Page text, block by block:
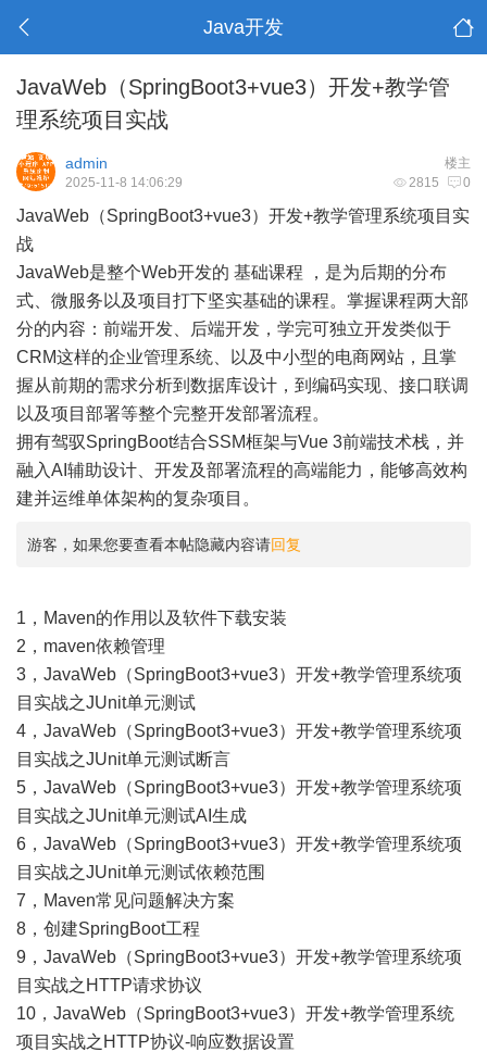
Java开发
JavaWeb（SpringBoot3+vue3）开发+教学管
理系统项目实战
楼主
admin
2815 0
2025-11-8 14:06:29
JavaWeb（SpringBoot3+vue3）开发+教学管理系统项目实
战
JavaWeb是整个Web开发的 基础课程 ，是为后期的分布
式、微服务以及项目打下坚实基础的课程。掌握课程两大部
分的内容：前端开发、后端开发，学完可独立开发类似于
CRM这样的企业管理系统、以及中小型的电商网站，且掌
握从前期的需求分析到数据库设计，到编码实现、接口联调
以及项目部署等整个完整开发部署流程。
拥有驾驭SpringBoot结合SSM框架与Vue 3前端技术栈，并
融入AI辅助设计、开发及部署流程的高端能力，能够高效构
建并运维单体架构的复杂项目。
游客，如果您要查看本帖隐藏内容请回复
1， Maven的作用以及软件下载安装
2， maven依赖管理
3， JavaWeb（SpringBoot3+vue3）开发+教学管理系统项
目实战之JUnit单元测试
4， JavaWeb（SpringBoot3+vue3）开发+教学管理系统项
目实战之JUnit单元测试断言
5， JavaWeb（SpringBoot3+vue3）开发+教学管理系统项
目实战之JUnit单元测试AI生成
6， JavaWeb（SpringBoot3+vue3）开发+教学管理系统项
目实战之JUnit单元测试依赖范围
7， Maven常见问题解决方案
8， 创建SpringBoot工程
9， JavaWeb（SpringBoot3+vue3）开发+教学管理系统项
目实战之HTTP请求协议
10， JavaWeb（SpringBoot3+vue3）开发+教学管理系统
项目实战之HTTP协议-响应数据设置